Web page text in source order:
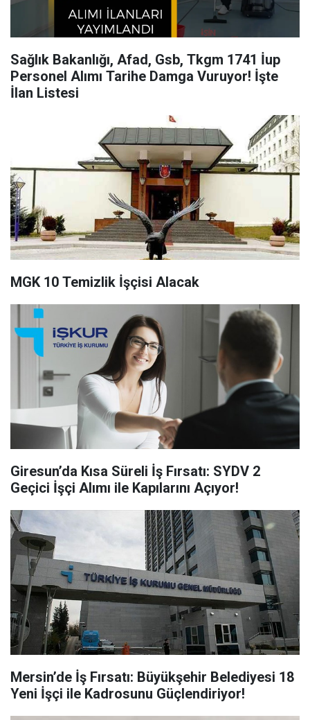
Sağlık Bakanlığı, Afad, Gsb, Tkgm 1741 İup
Personel Alımı Tarihe Damga Vuruyor! İşte
İlan Listesi
MGK 10 Temizlik İşçisi Alacak
Giresun’da Kısa Süreli İş Fırsatı: SYDV 2
Geçici İşçi Alımı ile Kapılarını Açıyor!
Mersin’de İş Fırsatı: Büyükşehir Belediyesi 18
Yeni İşçi ile Kadrosunu Güçlendiriyor!